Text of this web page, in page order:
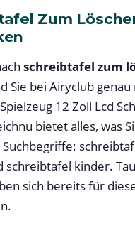
Zum
schreibtafel zum
Sie bei Airyclub
12 Zoll Lcd
bietet alles, was
schreibtafel kinder.
sich bereits für